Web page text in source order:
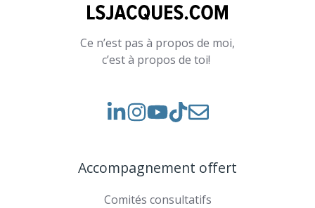
Ce n’est pas à propos de moi,
c’est à propos de toi!
VoirVoir
sur
Rejoignez-
TikTok
Accompagnement offert
Comités consultatifs